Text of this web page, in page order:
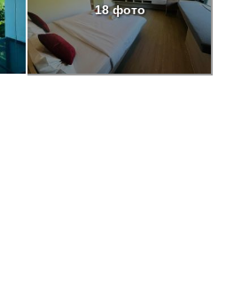
18 фото